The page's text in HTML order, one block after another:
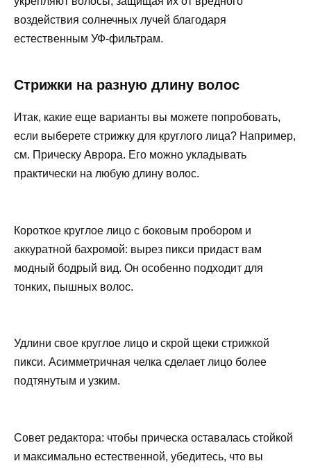
воздействия солнечных лучей благодаря
естественным УФ-фильтрам.
Стрижки на разную длину волос
Итак, какие еще варианты вы можете попробовать,
если выберете стрижку для круглого лица? Например,
см. Прическу Аврора. Его можно укладывать
практически на любую длину волос.
Короткое круглое лицо с боковым пробором и
аккуратной бахромой: вырез пикси придаст вам
модный бодрый вид. Он особенно подходит для
тонких, пышных волос.
Удлини свое круглое лицо и скрой щеки стрижкой
пикси. Асимметричная челка сделает лицо более
подтянутым и узким.
Совет редактора: чтобы прическа оставалась стойкой
и максимально естественной, убедитесь, что вы